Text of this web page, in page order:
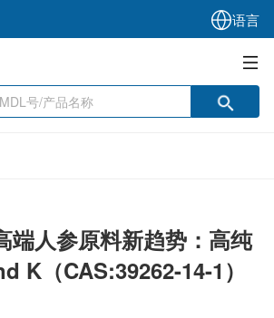
语言
端人参原料新趋势：高纯
K（CAS:39262-14-1）